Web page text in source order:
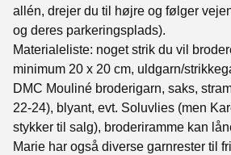
allén, drejer du til højre og følger
og deres parkeringsplads).
Materialeliste: noget strik du vil
minimum 20 x 20 cm, uldgarn/
DMC Mouliné broderigarn, saks,
22-24), blyant, evt. Soluvlies (men
stykker til salg), broderiramme kan
Marie har også diverse garnrester til